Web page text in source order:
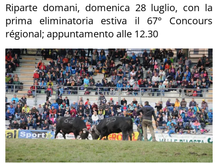
Riparte domani, domenica 28 luglio, con la
prima eliminatoria estiva il 67° Concours
régional; appuntamento alle 12.30